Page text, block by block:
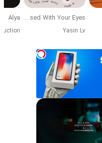
Obsessed With Your Eyes
Yasin Lv
Alya